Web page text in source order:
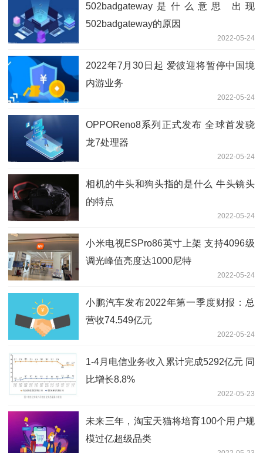
502badgateway是什么意思 出现
502badgateway的原因
2022-05-24
2022年7月30日起 爱彼迎将暂停中国境
内游业务
2022-05-24
OPPOReno8系列正式发布 全球首发骁
龙7处理器
2022-05-24
相机的牛头和狗头指的是什么 牛头镜头
的特点
2022-05-24
小米电视ESPro86英寸上架 支持4096级
调光峰值亮度达1000尼特
2022-05-24
小鹏汽车发布2022年第一季度财报：总
营收74.549亿元
2022-05-24
1-4月电信业务收入累计完成5292亿元 同
比增长8.8%
2022-05-23
未来三年，淘宝天猫将培育100个用户规
模过亿超级品类